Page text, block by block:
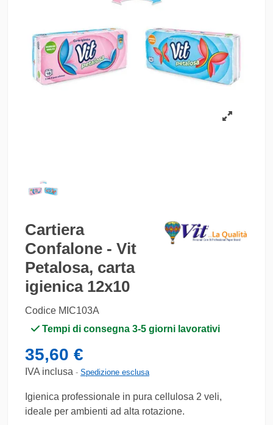
Cartiera
Confalone - Vit
Petalosa, carta
igienica 12x10
Codice MIC103A
Tempi di consegna 3-5 giorni lavorativi
35,60 €
IVA inclusa Spedizione esclusa
Igienica professionale in pura cellulosa 2 veli,
ideale per ambienti ad alta rotazione.